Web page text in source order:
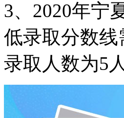
3、2020年宁
低录取分数
录取人数为5